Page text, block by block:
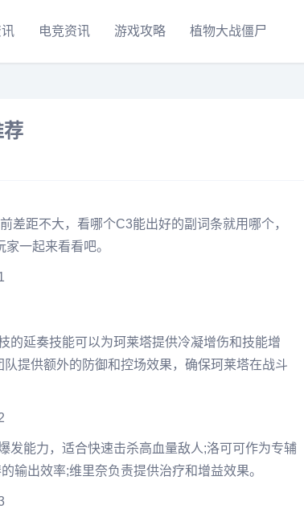
电竞资讯 游戏攻略 植物大战僵尸
差距不大，看哪个C3能出好的副词条就用哪个，
一起来看看吧。
的延奏技能可以为珂莱塔提供冷凝增伤和技能增
提供额外的防御和控场效果，确保珂莱塔在战斗
发能力，适合快速击杀高血量敌人;洛可可作为专辅
输出效率;维里奈负责提供治疗和增益效果。